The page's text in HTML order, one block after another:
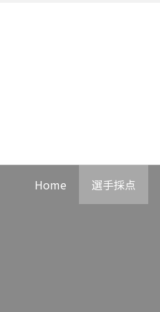
Home 選手採点